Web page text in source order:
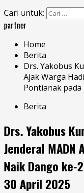
Cari untuk:
partner
Home
Berita
Drs. Yakobus
Ajak Warga
Pontianak pada
Berita
Drs. Yakobus
Jenderal MADN
Naik Dango ke-
30 April 2025